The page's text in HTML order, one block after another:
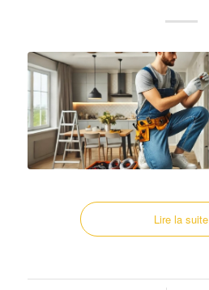
Lire la suite